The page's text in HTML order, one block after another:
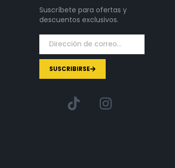
Suscríbete para ofertas y
descuentos exclusivos.
SUSCRIBIRSE